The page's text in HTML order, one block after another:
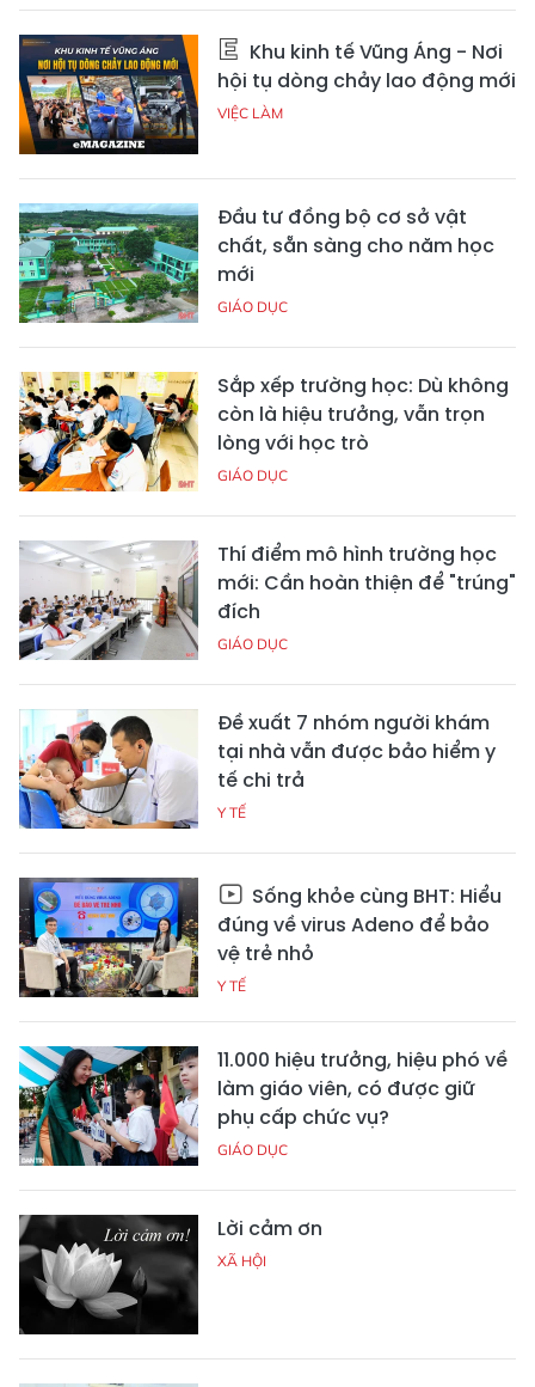
Khu kinh tế Vũng Áng - Nơi
hội tụ dòng chảy lao động mới
VIỆC LÀM
Đầu tư đồng bộ cơ sở vật
chất, sẵn sàng cho năm học
mới
GIÁO DỤC
Sắp xếp trường học: Dù không
còn là hiệu trưởng, vẫn trọn
lòng với học trò
GIÁO DỤC
Thí điểm mô hình trường học
mới: Cần hoàn thiện để "trúng"
đích
GIÁO DỤC
Đề xuất 7 nhóm người khám
tại nhà vẫn được bảo hiểm y
tế chi trả
Y TẾ
Sống khỏe cùng BHT: Hiểu
đúng về virus Adeno để bảo
vệ trẻ nhỏ
Y TẾ
11.000 hiệu trưởng, hiệu phó về
làm giáo viên, có được giữ
phụ cấp chức vụ?
GIÁO DỤC
Lời cảm ơn
XÃ HỘI